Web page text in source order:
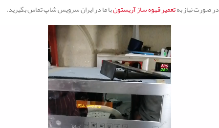
در صورت نیاز بهتعمیر قهوه ساز آریستونبا ما در ایران سرویس شاپ تماس بگیرید.